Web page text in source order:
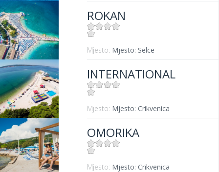
ROKAN
Mjesto: Mjesto: Selce
INTERNATIONAL
Mjesto: Mjesto: Crikvenica
OMORIKA
Mjesto: Mjesto: Crikvenica